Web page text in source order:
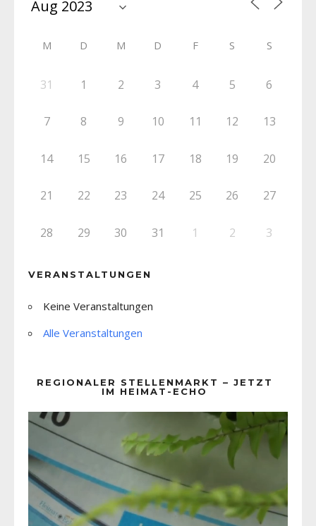
M D M D F S S
31 1 2 3 4 5 6
7 8 9 10 11 12 13
14 15 16 17 18 19 20
21 22 23 24 25 26 27
28 29 30 31 1 2 3
VERANSTALTUNGEN
Keine Veranstaltungen
Alle Veranstaltungen
REGIONALER STELLENMARKT – JETZT
IM HEIMAT-ECHO
Player